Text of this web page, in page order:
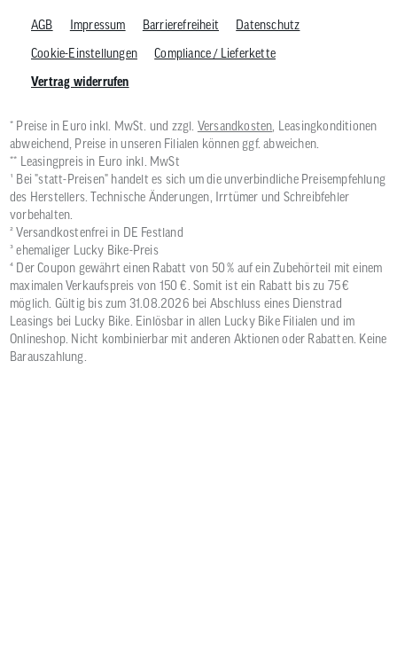
AGB Impressum Barrierefreiheit
Datenschutz
Cookie-Einstellungen
Compliance / Lieferkette
Vertrag widerrufen
* Preise in Euro inkl. MwSt. und zzgl. Versandkosten , Leasingkonditionen
abweichend, Preise in unseren Filialen können ggf. abweichen.
** Leasingpreis in Euro inkl. MwSt
¹ Bei "statt-Preisen" handelt es sich um die unverbindliche Preisempfehlung
des Herstellers. Technische Änderungen, Irrtümer und Schreibfehler
vorbehalten.
² Versandkostenfrei in DE Festland
³ ehemaliger Lucky Bike-Preis
⁴ Der Coupon gewährt einen Rabatt von 50 % auf ein Zubehörteil mit einem
maximalen Verkaufspreis von 150 €. Somit ist ein Rabatt bis zu 75 €
möglich. Gültig bis zum 31.08.2026 bei Abschluss eines Dienstrad
Leasings bei Lucky Bike. Einlösbar in allen Lucky Bike Filialen und im
Onlineshop. Nicht kombinierbar mit anderen Aktionen oder Rabatten. Keine
Barauszahlung.